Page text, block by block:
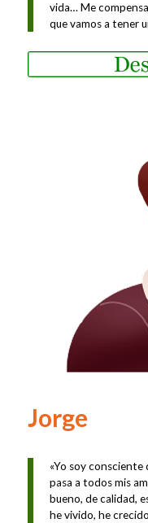
vida… Me
quevamos a tener
Jorge
«Yo soy consciente
pasa a todos mis
bueno, de calidad,
he vivido, he